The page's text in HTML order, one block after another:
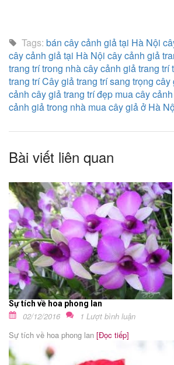
Tags: bán cây cảnh giả tại Hà Nội
cây cảnh giả tại Hà Nội cây cảnh giả
trang trí trong nhàcây cảnh giả trang trí
trang tríCây giả trang trí sang trọng cây
cảnh cây giả trang trí đẹp mua cây
cảnh giả trong nhà mua cây giả ở Hà
Bài viết liên quan
Sự tích về hoa phong lan
02/12/2016
1 Lượt bình luận
Sự tích về hoa phong lan [Đọc tiếp]